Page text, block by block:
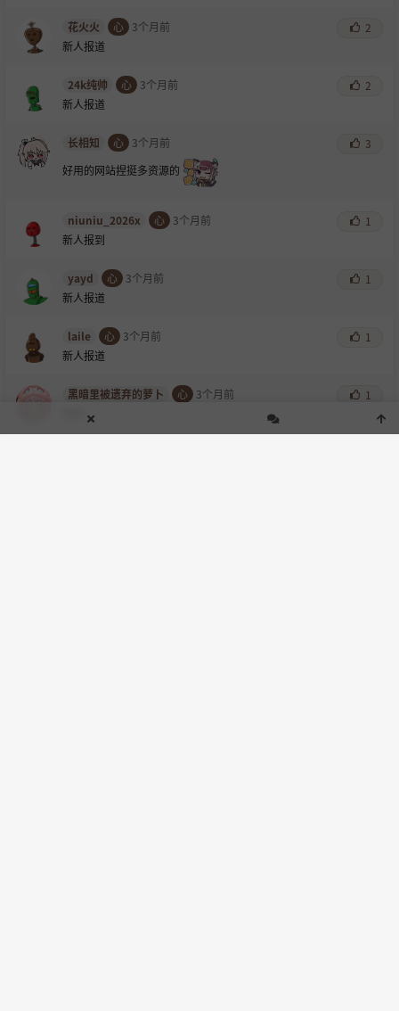
花火火 心 3个月前
2
新人报道
24k纯帅 心 3个月前
2
新人报道
长相知 心 3个月前
3
好用的网站捏挺多资源的
niuniu_2026x 心 3个月前
1
新人报到
yayd 心 3个月前
1
新人报道
laile 心 3个月前
1
新人报道
黑暗里被遗弃的萝卜 心 3个月前
1